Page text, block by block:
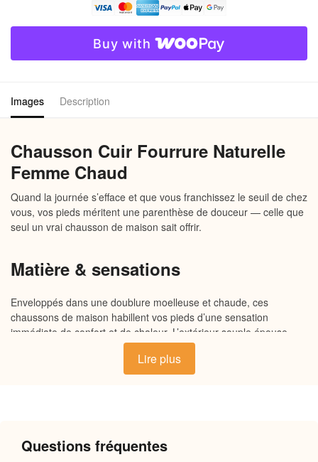
Femme
Buy with
Images Description
Chausson Cuir Fourrure Naturelle
Femme Chaud
Quand la journée s’efface et que vous franchissez le seuil de chez
vous, vos pieds méritent une parenthèse de douceur — celle que
seul un vrai chausson de maison sait offrir.
Matière & sensations
Enveloppés dans une doublure moelleuse et chaude, ces
chaussons de maison habillent vos pieds d’une sensation
immédiate de confort et de chaleur. L’extérieur souple épouse
naturellement la forme du pied, tandis que la semelle
antidérapante assure stabilité et sécurité sur tous types de sols.
Une matière respirante et douce contre la peau pour un porter
Lire plus
Questions fréquentes